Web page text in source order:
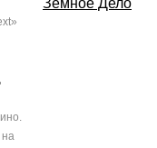
на
Земное Дело